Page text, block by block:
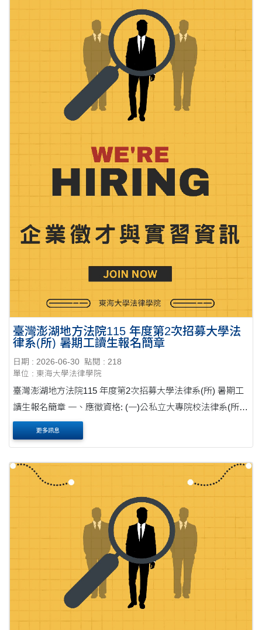
臺灣澎湖地方法院115 年度第2次招募大學法
律系(所) 暑期工讀生報名簡章
日期 : 2026-06-30 點閱 : 218
單位 : 東海大學法律學院
臺灣澎湖地方法院115 年度第2次招募大學法律系(所) 暑期工
讀生報名簡章 一、應徵資格: (一)公私立大專院校法律系(所)
學生,於本案實施期間仍具在學學生資格者(檢附 在學證明)。
(二)設籍澎湖縣(檢附在籍證....
更多訊息